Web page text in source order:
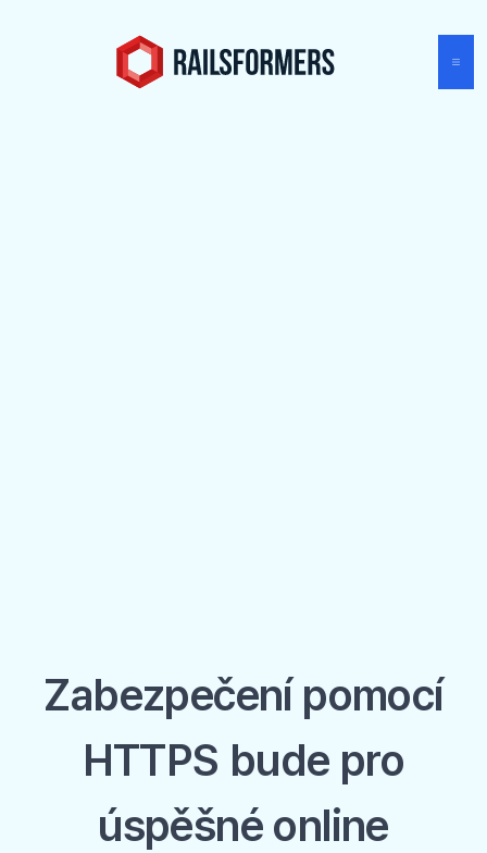
Zabezpečení pomocí
HTTPS bude pro
úspěšné online